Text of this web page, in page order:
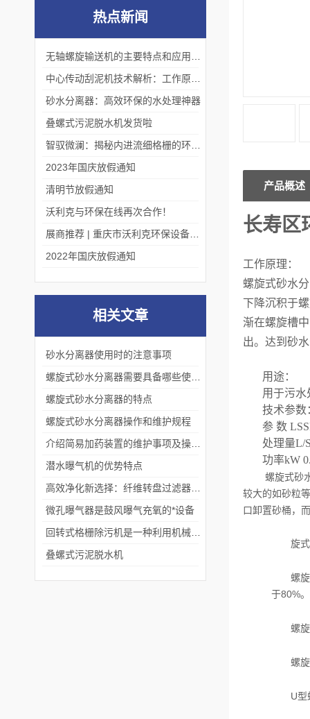
产品概述
长寿区
工作原理 ：
螺旋式砂水
下降沉积于
渐在螺旋槽
出。达到砂
用途：
用于污水
技术参数
参 数
处理量L/
功率kW
螺旋式砂
较大的如砂粒
口卸置砂桶，
旋
螺
于80%。
螺
螺
U型
热点新闻
砂水分离器：高效环保的水处理神器
叠螺式污泥脱水机发货啦
2023年国庆放假通知
清明节放假通知
沃利克与环保在线再次合作！
2022年国庆放假通知
相关文章
砂水分离器使用时的注意事项
螺旋式砂水分离器的特点
螺旋式砂水分离器操作和维护规程
潜水曝气机的优势特点
微孔曝气器是鼓风曝气充氧的*设备
叠螺式污泥脱水机